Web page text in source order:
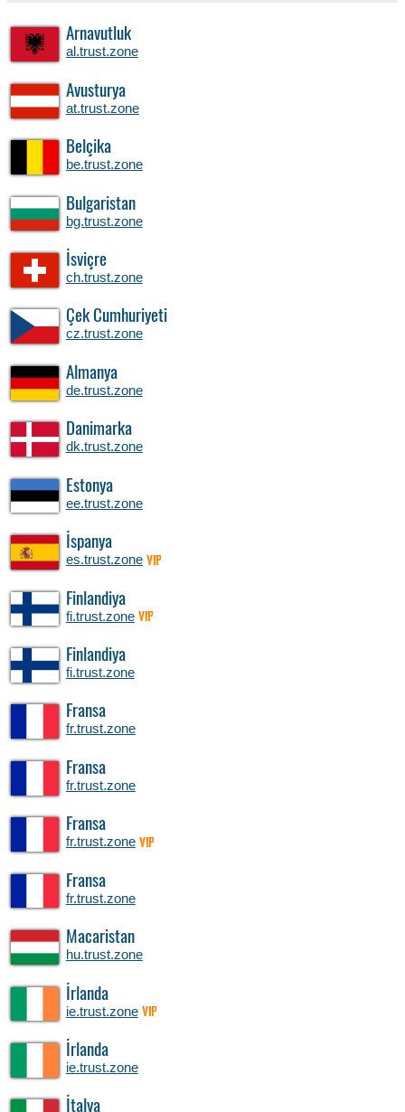
Arnavutluk
al.trust.zone
Avusturya
at.trust.zone
Belçika
be.trust.zone
Bulgaristan
bg.trust.zone
İsviçre
ch.trust.zone
Çek Cumhuriyeti
cz.trust.zone
Almanya
de.trust.zone
Danimarka
dk.trust.zone
Estonya
ee.trust.zone
İspanya
es.trust.zone VIP
Finlandiya
fi.trust.zone VIP
Finlandiya
fi.trust.zone
Fransa
fr.trust.zone
Fransa
fr.trust.zone
Fransa
fr.trust.zone VIP
Fransa
fr.trust.zone
Macaristan
hu.trust.zone
İrlanda
ie.trust.zone VIP
İrlanda
ie.trust.zone
İtalya